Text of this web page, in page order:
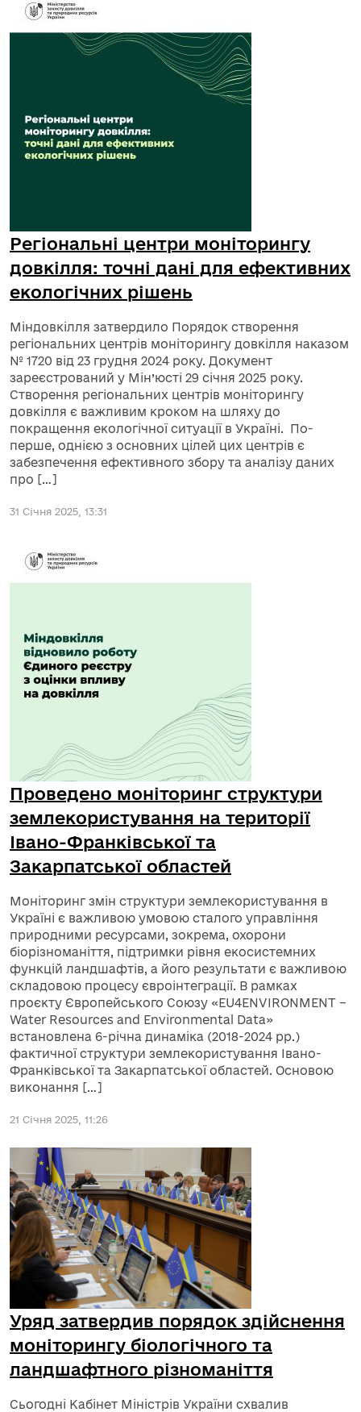
Регіональні центри моніторингу
довкілля: точні дані для ефективних
екологічних рішень
Міндовкілля затвердило Порядок створення
регіональних центрів моніторингу довкілля наказом
№ 1720 від 23 грудня 2024 року. Документ
зареєстрований у Мін’юсті 29 січня 2025 року.
Створення регіональних центрів моніторингу
довкілля є важливим кроком на шляху до
покращення екологічної ситуації в Україні. По-
перше, однією з основних цілей цих центрів є
забезпечення ефективного збору та аналізу даних
про […]
31 Січня 2025, 13:31
Проведено моніторинг структури
землекористування на території
Івано-Франківської та
Закарпатської областей
Моніторинг змін структури землекористування в
Україні є важливою умовою сталого управління
природними ресурсами, зокрема, охорони
біорізноманіття, підтримки рівня екосистемних
функцій ландшафтів, а його результати є важливою
складовою процесу євроінтеграції. В рамках
проєкту Європейського Союзу «EU4ENVIRONMENT –
Water Resources and Environmental Data»
встановлена 6-річна динаміка (2018-2024 рр.)
фактичної структури землекористування Івано-
Франківської та Закарпатської областей. Основою
виконання […]
21 Січня 2025, 11:26
Уряд затвердив порядок здійснення
моніторингу біологічного та
ландшафтного різноманіття
Сьогодні Кабінет Міністрів України схвалив